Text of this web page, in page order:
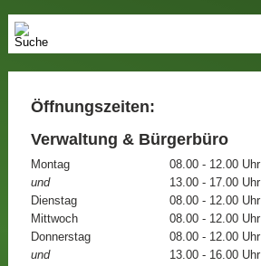
Öffnungszeiten:
Verwaltung & Bürgerbüro
Montag
08.00 - 12.00 Uhr
und
13.00 - 17.00 Uhr
Dienstag
08.00 - 12.00 Uhr
Mittwoch
08.00 - 12.00 Uhr
Donnerstag
08.00 - 12.00 Uhr
und
13.00 - 16.00 Uhr